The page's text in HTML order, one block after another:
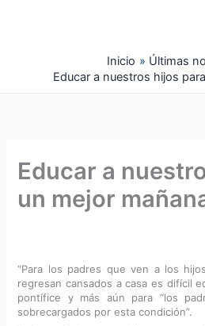
Inicio
Últimas
Educar a nuestros hijos
Educar a
un mejor
“Para los padres que ven a los
regresan cansados a casa es difícil
pontífice y más aún para “los
sobrecargados por esta condición”.